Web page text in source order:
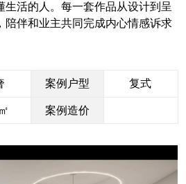
生活的人。每一套作品从设计到呈
陪伴和业主共同完成内心情感诉求
案例户型 复式
案例造价